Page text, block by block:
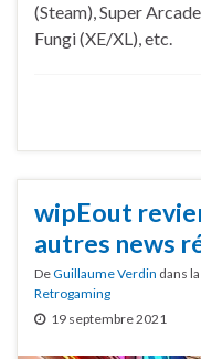
(Steam), Super
Fungi (XE/XL), etc.
wipEout
autres news
DeGuillaume Verdin dans
Retrogaming
19 septembre 2021